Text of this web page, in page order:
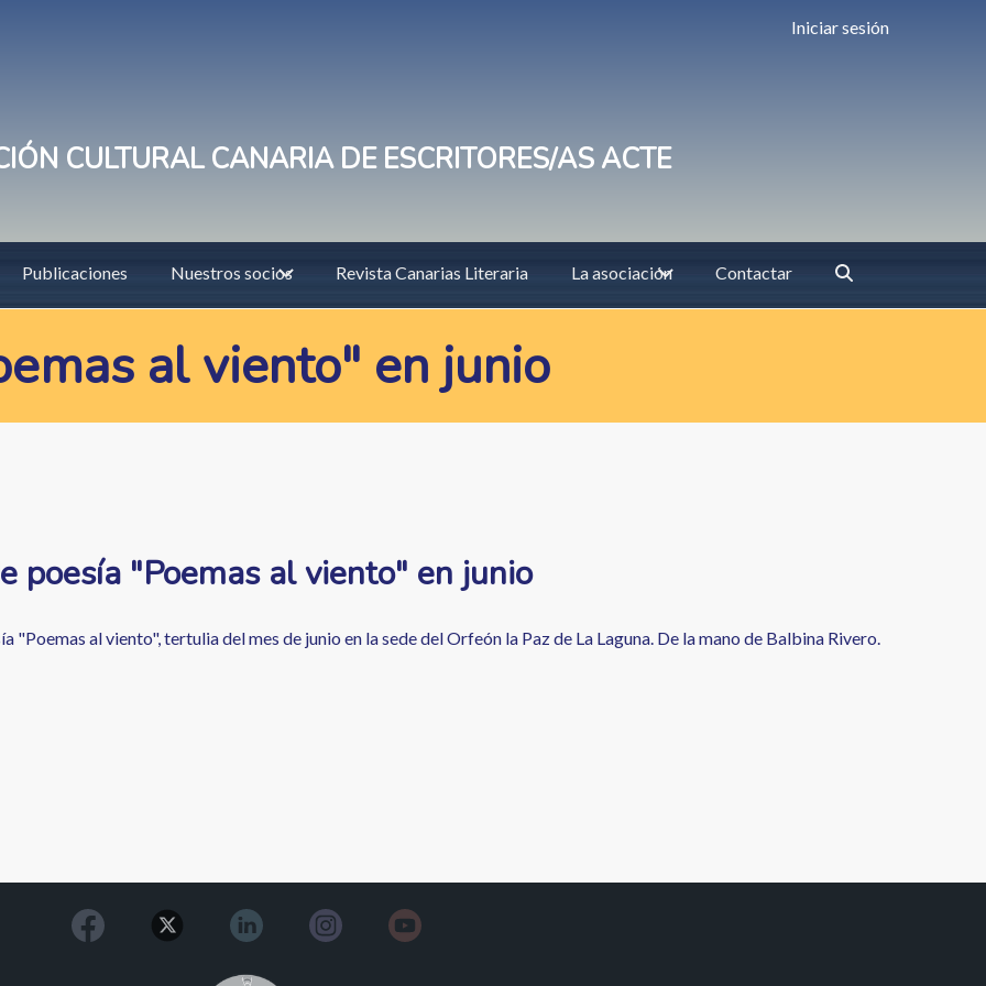
Iniciar sesión
CULTURAL CANARIA DE ESCRITORES/AS ACTE
Publicaciones Nuestros socios Revista Canarias Literaria La asociación Contactar
al viento" en junio
poesía "Poemas al viento" en junio
"Poemas al viento", tertulia del mes de junio en la sede del Orfeón la Paz de La Laguna. De la mano de Balbina Rivero.